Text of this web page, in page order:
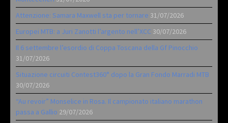
Attenzione: Samara Maxwell sta per tornare 31/07/2026
Europei MTB: a Juri Zanotti l’argento nell’XCC 30/07/2026
Il 6 settembre l’esordio di Coppa Toscana della Gf Pinocchio
31/07/2026
Situazione circuiti Contest360° dopo la Gran Fondo Marradi MTB
30/07/2026
“Au revoir” Monselice in Rosa. Il campionato italiano marathon
passa a Gallio 29/07/2026